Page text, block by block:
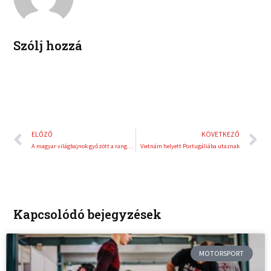
n
Szólj hozzá
Előző
ELŐZŐ
A magyar világbajnok győzött a rangos nemzetközi teqball versenyen
KÖVETKEZŐ
Vietnám helyett Portugáliába utaznak
Kapcsolódó bejegyzések
MOTORSPORT